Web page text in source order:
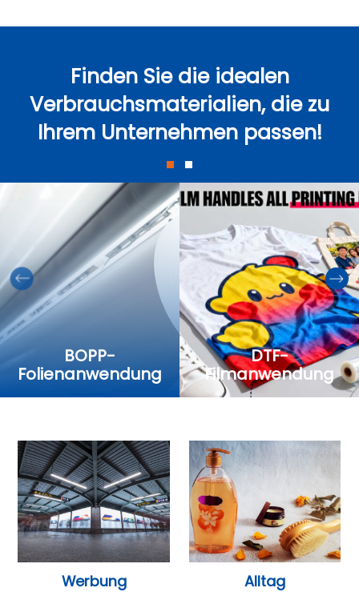
Finden Sie die idealen
Verbrauchsmaterialien, die zu
Ihrem Unternehmen passen!
BOPP-
Folienanwendung
DTF-
Filmanwendung
Werbung Alltag